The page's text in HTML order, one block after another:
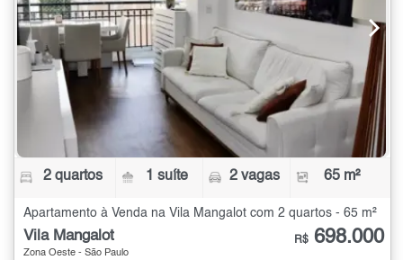
2 quartos 1 suíte 2 vagas 65 m²
Apartamento à Venda na Vila Mangalot com 2 quartos - 65 m²
Vila Mangalot
Zona Oeste - São Paulo
R$ 698.000